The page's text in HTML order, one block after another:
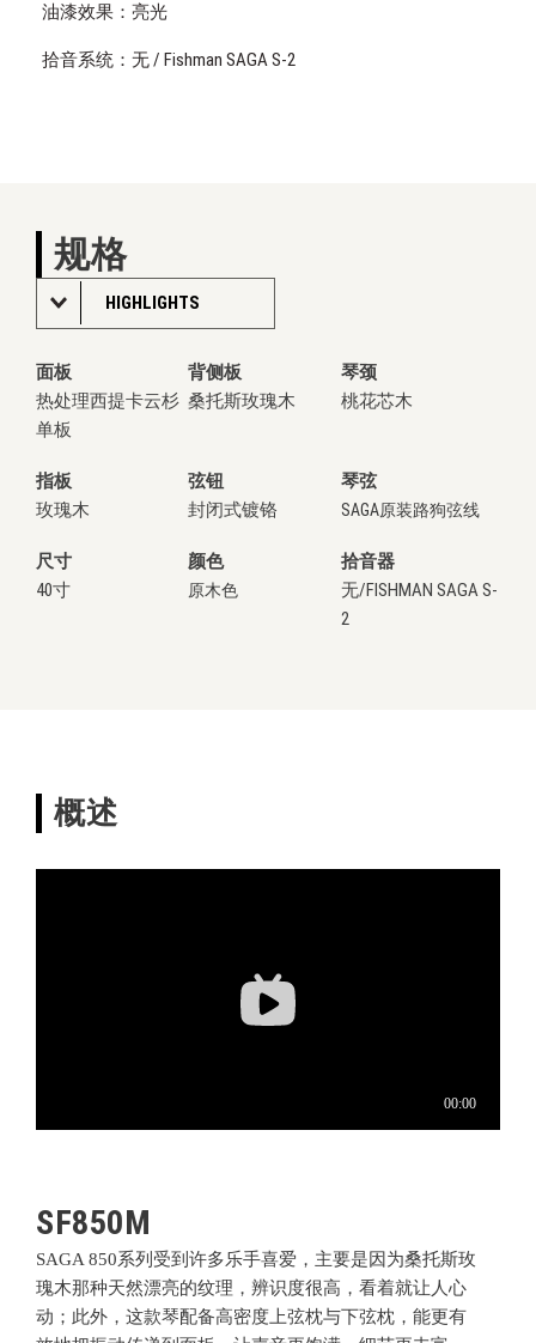
油漆效果：亮光
拾音系统：无 / Fishman SAGA S-2
规格
HIGHLIGHTS
面板 背侧板
琴颈
热处理西提卡云杉
单板
桑托斯玫瑰木 桃花芯木
指板 弦钮
琴弦
玫瑰木
封闭式镀铬 SAGA原装路狗弦线
尺寸 颜色
拾音器
40寸
原木色
无/FISHMAN SAGA S-
2
概述
SF850M
SAGA 850系列 受到许多乐手喜爱，主要是因为桑托斯玫
瑰木那种天然漂亮的纹理，辨识度很高，看着就让人心
动；此外，这款琴配备高密度上弦枕与下弦枕，能更有